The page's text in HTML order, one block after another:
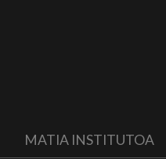
MATIA INSTITUTOA